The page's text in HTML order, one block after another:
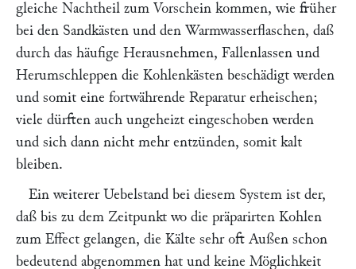
gleiche Nachtheil zum Vorschein kommen, wie früher
bei den Sandkästen und den Warmwasserflaschen, daß
durch das häufige Herausnehmen, Fallenlassen und
Herumschleppen die Kohlenkästen beschädigt werden
und somit eine fortwährende Reparatur erheischen;
viele dürften auch ungeheizt eingeschoben werden
und sich dann nicht mehr entzünden, somit kalt
bleiben.
Ein weiterer Uebelstand bei diesem System ist der,
daß bis zu dem Zeitpunkt wo die präparirten Kohlen
zum Effect gelangen, die Kälte sehr oft Außen schon
bedeutend abgenommen hat und keine Möglichkeit